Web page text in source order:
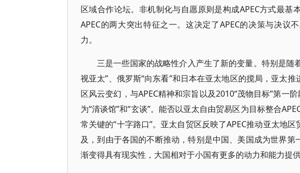
区域合作论坛。非机制化与自愿原则是构成APEC方式最基
APEC的两大突出特征之一。这决定了APEC的决策与决议
力。
三是一些国家的战略性介入产生了新的变量。特别是随
视亚太”、俄罗斯“向东看”和日本在亚太地区的搅局，亚太
区风云变幻，与APEC精神和宗旨以及2010“茂物目标”第一
为“清谈馆”和“玄谈”。能否以亚太自由贸易区为目标整合
常关键的“十字路口”。亚太自贸区反映了APEC推动亚太地
及，到由于各国的不断推动，特别是中国、美国成为世界
渐变得具有现实性，大国相对于小国有更多的动力和能力提